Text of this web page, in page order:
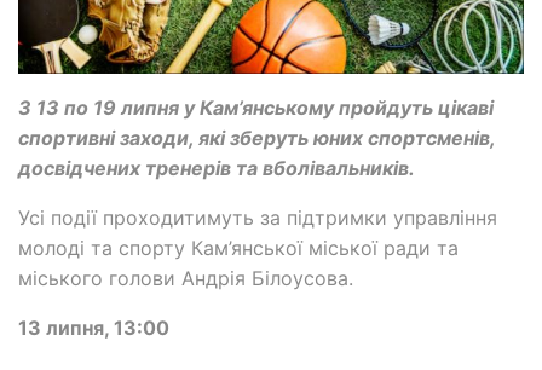
З 13 по 19 липня у Кам’янському пройдуть цікаві
спортивні заходи, які зберуть юних спортсменів,
досвідчених тренерів та вболівальників.
Усі події проходитимуть за підтримки управління
молоді та спорту Кам’янської міської ради та
міського голови Андрія Білоусова.
13 липня, 13:00